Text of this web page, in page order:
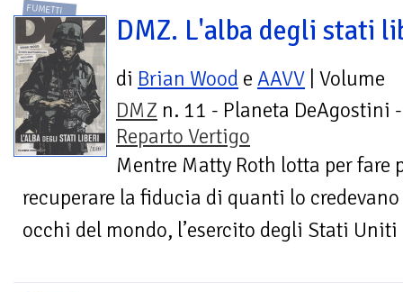
FUMETTI
DMZ. L'alba degli stati
di Brian Wood e AAVV | Volume
DMZ n. 11 - Planeta DeAgostini -
Reparto Vertigo
Mentre Matty Roth lotta per fare
recuperare la fiducia di quanti lo
occhi del mondo, l’esercito degli Stati